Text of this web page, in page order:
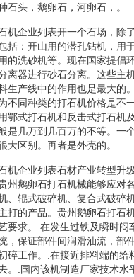
石头，鹅卵石，河卵石，。
机企业列表开一个石场，除
括：开山用的潜孔钻机，用
的洗砂机等。现在国家提倡
离器进行砂石分离。这些主
生产线中的作用也是最大的
不同种类的打石机价格是不
鄂式打石机和反击式打石机
是几万到几百万的不等。一
大区别。再者是外壳的。
机企业列表石材产业转型升
州鹅卵石打石机械能够应对
、辊式破碎机、复合式破碎
打的产品。贵州鹅卵石打石
要求。.在发生过铁及瞬时
，保证部件间润滑油流，部
碎工作。.在接近排料端的
。.国内该机制造厂家技术